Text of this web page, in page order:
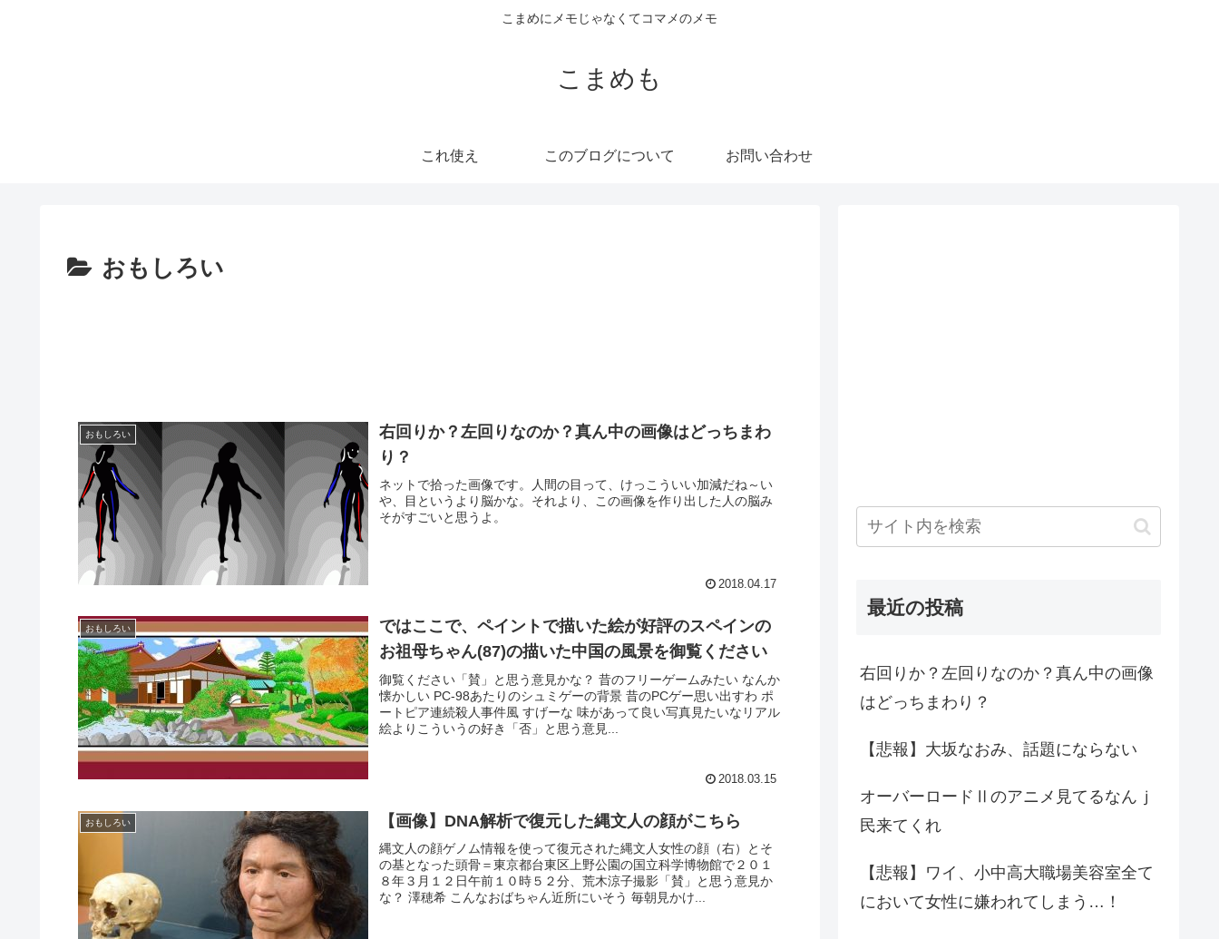
こまめにメモじゃなくてコマメのメモ
こまめも
これ使え このブログについて お問い合わせ
おもしろい
おもしろい
右回りか？左回りなのか？真ん中の画像はどっちまわ
り？
ネットで拾った画像です。人間の目って、けっこういい加減だね～い
や、目というより脳かな。それより、この画像を作り出した人の脳み
そがすごいと思うよ。
2018.04.17
おもしろい
ではここで、ペイントで描いた絵が好評のスペインの
お祖母ちゃん(87)の描いた中国の風景を御覧ください
御覧ください「賛」と思う意見かな？ 昔のフリーゲームみたい なんか
懐かしい PC-98あたりのシュミゲーの背景 昔のPCゲー思い出すわ ポ
ートピア連続殺人事件風 すげーな 味があって良い写真見たいなリアル
絵よりこういうの好き「否」と思う意見...
2018.03.15
おもしろい 【画像】DNA解析で復元した縄文人の顔がこちら
縄文人の顔ゲノム情報を使って復元された縄文人女性の顔（右）とそ
の基となった頭骨＝東京都台東区上野公園の国立科学博物館で２０１
８年３月１２日午前１０時５２分、荒木涼子撮影「賛」と思う意見か
な？ 澤穂希 こんなおばちゃん近所にいそう 毎朝見かけ...
最近の投稿
右回りか？左回りなのか？真ん中の画像
はどっちまわり？
【悲報】大坂なおみ、話題にならない
オーバーロードⅡのアニメ見てるなんｊ
民来てくれ
【悲報】ワイ、小中高大職場美容室全て
において女性に嫌われてしまう…！